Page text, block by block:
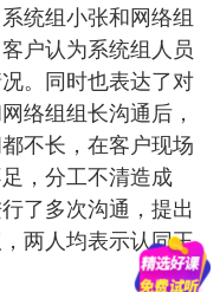
统组小张和网络组
户认为系统组人员
。同时也表达了对
络组组长沟通后，
不长，在客户现场
，分工不清造成
了多次沟通，提出
两人均表示认同王